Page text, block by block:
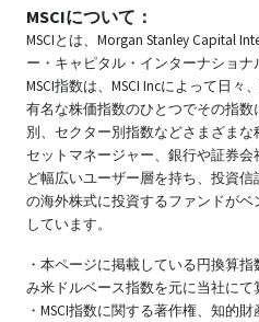
MSCIについて：
MSCIとは、Morgan Stanley Capital
ー・キャピタル・インターナショナ
MSCI指数は、MSCI Incによって日
有名な株価指数のひとつでその指
別、セクター別指数などさまざまな
セットマネージャー、銀行や証券
ど幅広いユーザー層を持ち、投資
の海外株式に投資するファンドが
しています。
・本ページに掲載している円換算指
み米ドルベース指数を元に当社にて
・MSCI指数に関する著作権、知的